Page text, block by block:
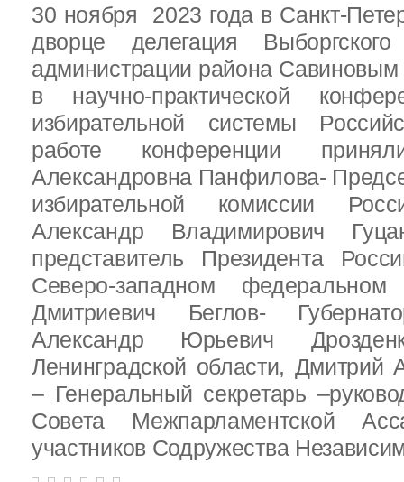
30 ноября 2023 года в Санкт-
дворце делегация
администрации района Савиновым
в научно-практической
избирательной системы
работе конференции
Александровна Панфилова-
избирательной комиссии
Александр Владимирович
представитель Президента
Северо-западном федеральном
Дмитриевич Беглов-
Александр Юрьевич
Ленинградской области, Дмитрий
– Генеральный секретарь
Совета Межпарламентской
участников Содружества